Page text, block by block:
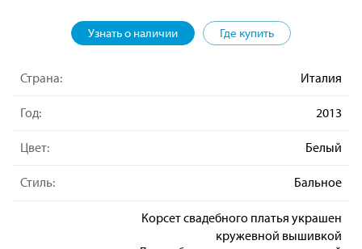
Узнать о наличии Где купить
Страна: Италия
Год: 2013
Цвет: Белый
Стиль: Бальное
Корсет свадебного платья украшен
кружевной вышивкой